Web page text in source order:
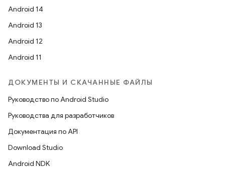
Android 14
Android 13
Android 12
Android 11
ДОКУМЕНТЫ И СКАЧАННЫЕ ФАЙЛЫ
Руководство по Android Studio
Руководства для разработчиков
Документация по API
Download Studio
Android NDK